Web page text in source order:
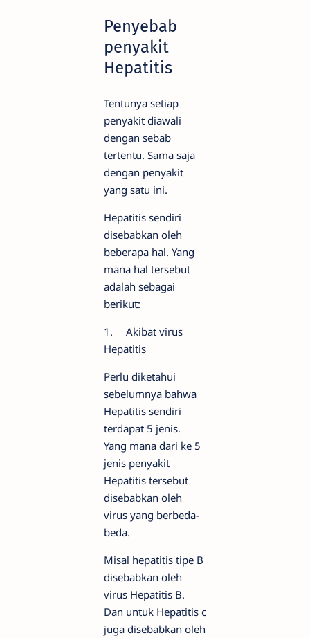
Penyebab
penyakit
Hepatitis
Tentunya setiap
penyakit diawali
dengan sebab
tertentu. Sama saja
dengan penyakit
yang satu ini.
Hepatitis sendiri
disebabkan oleh
beberapa hal. Yang
mana hal tersebut
adalah sebagai
berikut:
1.
Akibat virus
Hepatitis
Perlu diketahui
sebelumnya bahwa
Hepatitis sendiri
terdapat 5 jenis.
Yang mana dari ke 5
jenis penyakit
Hepatitis tersebut
disebabkan oleh
virus yang berbeda-
beda.
Misal hepatitis tipe B
disebabkan oleh
virus Hepatitis B.
Dan untuk Hepatitis c
juga disebabkan oleh